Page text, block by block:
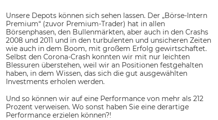
Unsere Depots können sich sehen lassen. Der „Börse-Intern
Premium“ (zuvor Premium-Trader) hat in allen
Börsenphasen, den Bullenmärkten, aber auch in den Crashs
2008 und 2011 und in den turbulenten und unsicheren Zeiten
wie auch in dem Boom, mit großem Erfolg gewirtschaftet.
Selbst den Corona-Crash konnten wir mit nur leichten
Blessuren überstehen, weil wir an Positionen festgehalten
haben, in dem Wissen, das sich die gut ausgewählten
Investments erholen werden.
Und so können wir auf eine Performance von mehr als 212
Prozent verweisen. Wo sonst haben Sie eine derartige
Performance erzielen können?!